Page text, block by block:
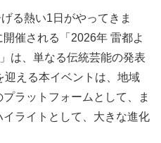
る熱い1日がやってきま
催される「2026年 雷都よ
は、単なる伝統芸能の発表
える本イベントは、地域
ラットフォームとして、ま
ライトとして、大きな進化